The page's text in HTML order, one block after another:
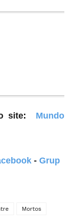
site:
Mundo
- Grup
Mortos